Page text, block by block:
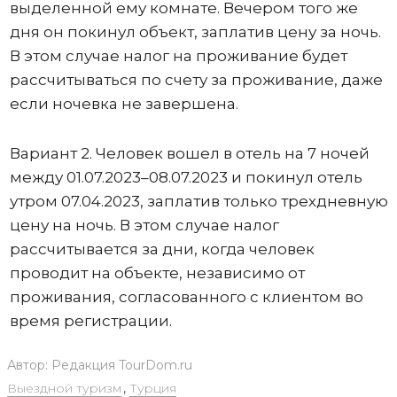
выделенной ему комнате. Вечером того же
дня он покинул объект, заплатив цену за ночь.
В этом случае налог на проживание будет
рассчитываться по счету за проживание, даже
если ночевка не завершена.
Вариант 2. Человек вошел в отель на 7 ночей
между 01.07.2023–08.07.2023 и покинул отель
утром 07.04.2023, заплатив только трехдневную
цену на ночь. В этом случае налог
рассчитывается за дни, когда человек
проводит на объекте, независимо от
проживания, согласованного с клиентом во
время регистрации.
Автор: Редакция TourDom.ru
Выездной туризм , Турция